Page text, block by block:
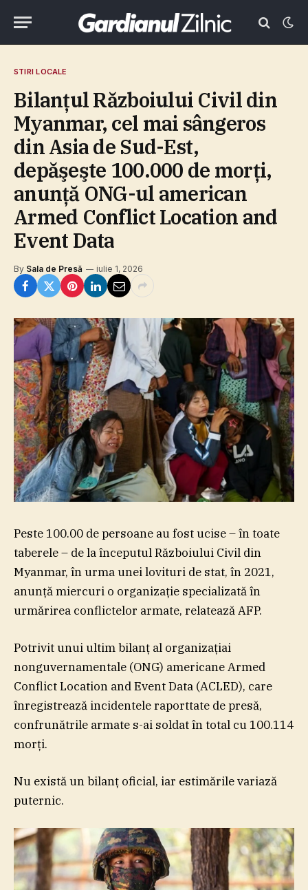
STIRI LOCALE
Bilanţul Războiului Civil din
Myanmar, cel mai sângeros
din Asia de Sud-Est,
depăşeşte 100.000 de morţi,
anunţă ONG-ul american
Armed Conflict Location and
Event Data
By Sala de Presă iulie 1, 2026
Peste 100.00 de persoane au fost ucise – în toate
taberele – de la începutul Războiului Civil din
Myanmar, în urma unei lovituri de stat, în 2021,
anunţă miercuri o organizaţie specializată în
urmărirea conflictelor armate, relatează AFP.
Potrivit unui ultim bilanţ al organizaţiai
nonguvernamentale (ONG) americane Armed
Conflict Location and Event Data (ACLED), care
înregistrează incidentele raporttate de presă,
confrunătrile armate s-ai soldat în total cu 100.114
morţi.
Nu există un bilanţ oficial, iar estimările variază
puternic.